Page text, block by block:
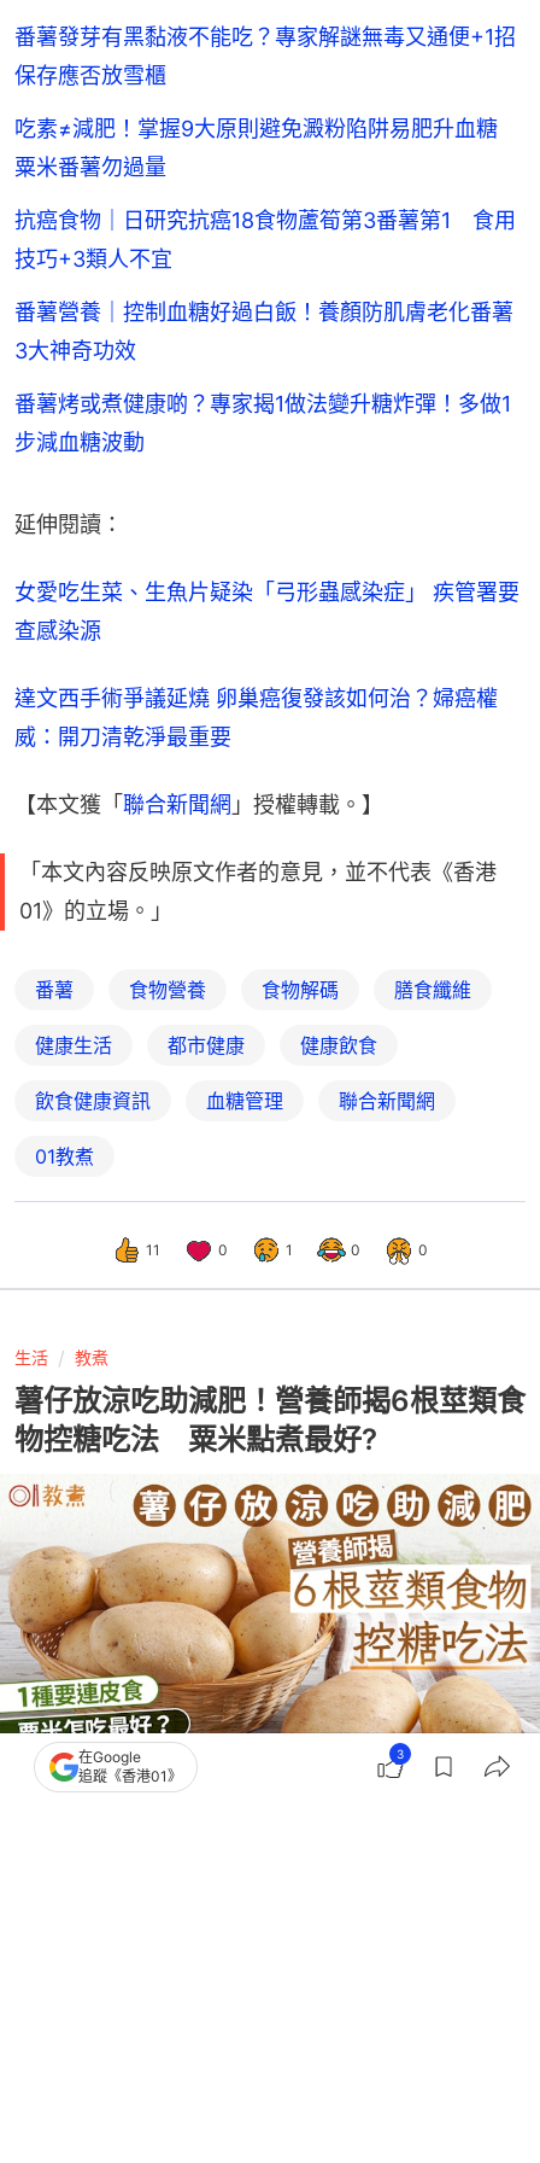
番薯發芽有黑黏液不能吃？專家解謎無毒又通便+1招
保存應否放雪櫃
吃素≠減肥！掌握9大原則避免澱粉陷阱易肥升血糖
粟米番薯勿過量
抗癌食物｜日研究抗癌18食物蘆筍第3番薯第1 食用
技巧+3類人不宜
番薯營養｜控制血糖好過白飯！養顏防肌膚老化番薯
3大神奇功效
番薯烤或煮健康啲？專家揭1做法變升糖炸彈！多做1
步減血糖波動
延伸閱讀：
女愛吃生菜、生魚片疑染「弓形蟲感染症」 疾管署要
查感染源
達文西手術爭議延燒 卵巢癌復發該如何治？婦癌權
威：開刀清乾淨最重要
【本文獲「 聯合新聞網 」授權轉載。】
「本文內容反映原文作者的意見，並不代表《香港
01》的立場。」
番薯 食物營養 食物解碼 膳食纖維
健康生活 都市健康 健康飲食
飲食健康資訊 血糖管理 聯合新聞網
01教煮
11 0 1 0 0
生活 教煮
薯仔放涼吃助減肥！營養師揭6根莖類食
物控糖吃法 粟米點煮最好?
撰文：中天新聞網
在Google
追蹤《香港01》
3